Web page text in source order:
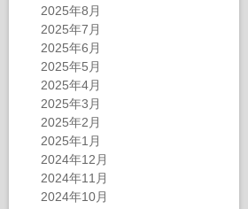
2025年8月
2025年7月
2025年6月
2025年5月
2025年4月
2025年3月
2025年2月
2025年1月
2024年12月
2024年11月
2024年10月